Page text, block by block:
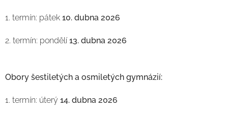
1. termín: pátek 10. dubna 2026
2. termín: pondělí 13. dubna 2026
Obory šestiletých a osmiletých gymnázií:
1. termín: úterý 14. dubna 2026